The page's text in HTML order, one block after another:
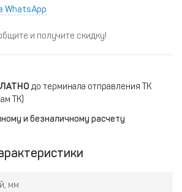
WhatsApp
и получите скидку!
до терминала отправления ТК
ТК)
и безналичному расчету
мм